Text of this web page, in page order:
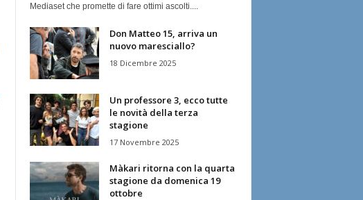
Mediaset che promette di fare ottimi ascolti....
Don Matteo 15, arriva un
nuovo maresciallo?
18 Dicembre 2025
Un professore 3, ecco tutte
le novità della terza
stagione
17 Novembre 2025
Màkari ritorna con la quarta
stagione da domenica 19
ottobre